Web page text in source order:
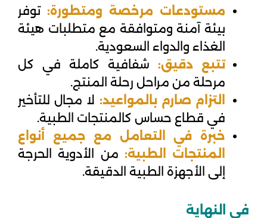
مستودعات مرخصة ومتطورة: توفر
بيئة آمنة ومتوافقة مع متطلبات هيئة
الغذاء والدواء السعودية.
تتبع دقيق: شفافية كاملة في كل
مرحلة من مراحل رحلة المنتج.
التزام صارم بالمواعيد: لا مجال للتأخير
في قطاع حساس كالمنتجات الطبية.
خبرة في التعامل مع جميع أنواع
المنتجات الطبية: من الأدوية الحرجة
إلى الأجهزة الطبية الدقيقة.
في النهاية